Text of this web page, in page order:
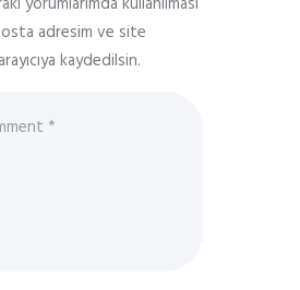
adresim ve site
kaydedilsin.